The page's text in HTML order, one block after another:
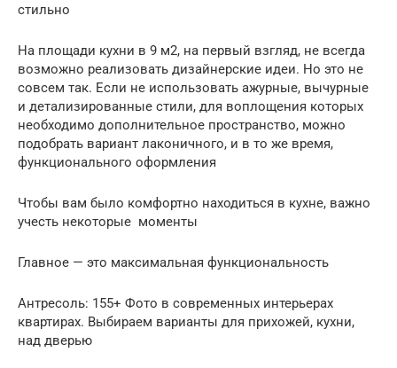
стильно
На площади кухни в 9 м2, на первый взгляд, не всегда
возможно реализовать дизайнерские идеи. Но это не
совсем так. Если не использовать ажурные, вычурные
и детализированные стили, для воплощения которых
необходимо дополнительное пространство, можно
подобрать вариант лаконичного, и в то же время,
функционального оформления
Чтобы вам было комфортно находиться в кухне, важно
учесть некоторые моменты
Главное — это максимальная функциональность
Антресоль: 155+ Фото в современных интерьерах
квартирах. Выбираем варианты для прихожей, кухни,
над дверью